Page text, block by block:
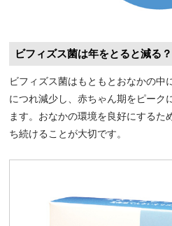
ビフィズス菌は年をとると減る？
ビフィズス菌はもともとおなかの中
につれ減少し、赤ちゃん期をピーク
ます。おなかの環境を良好にするた
ち続けることが大切です。